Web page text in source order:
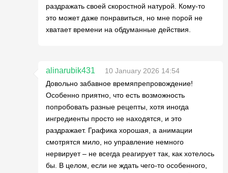
раздражать своей скоростной натурой. Кому-то
это может даже понравиться, но мне порой не
хватает времени на обдуманные действия.
alinarubik431
10 January 2026 14:54
Довольно забавное времяпрепровождение!
Особенно приятно, что есть возможность
попробовать разные рецепты, хотя иногда
ингредиенты просто не находятся, и это
раздражает. Графика хорошая, а анимации
смотрятся мило, но управление немного
нервирует – не всегда реагирует так, как хотелось
бы. В целом, если не ждать чего-то особенного,